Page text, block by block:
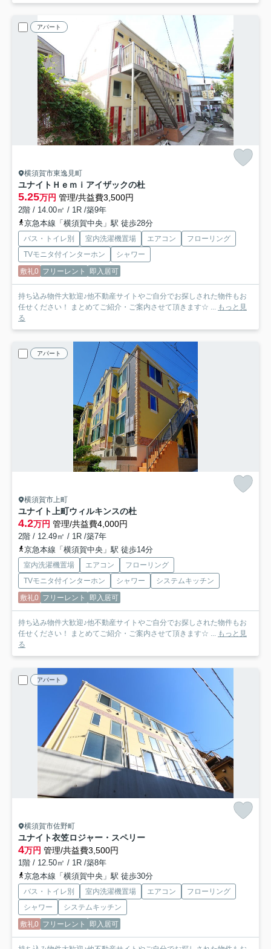
アパート
横須賀市東逸見町
ユナイトＨｅｍｉアイザックの杜
5.25万円 管理/共益費3,500円
2階 / 14.00㎡ / 1R /築9年
京急本線「横須賀中央」駅 徒歩28分
バス・トイレ別 室内洗濯機置場 エアコン
フローリング
TVモニタ付インターホン
シャワー
敷礼0 フリーレント 即入居可
持ち込み物件大歓迎♪他不動産サイトやご自分でお探しされた物件もお
任せください！ まとめてご紹介・ご案内させて頂きます☆ ... もっと見
る
アパート
横須賀市上町
ユナイト上町ウィルキンスの杜
4.2万円 管理/共益費4,000円
2階 / 12.49㎡ / 1R /築7年
京急本線「横須賀中央」駅 徒歩14分
室内洗濯機置場 エアコン
フローリング
TVモニタ付インターホン
シャワー
システムキッチン
敷礼0 フリーレント 即入居可
持ち込み物件大歓迎♪他不動産サイトやご自分でお探しされた物件もお
任せください！ まとめてご紹介・ご案内させて頂きます☆ ... もっと見
る
アパート
横須賀市佐野町
ユナイト衣笠ロジャー・スペリー
4万円 管理/共益費3,500円
1階 / 12.50㎡ / 1R /築8年
京急本線「横須賀中央」駅 徒歩30分
バス・トイレ別 室内洗濯機置場 エアコン
フローリング
シャワー
システムキッチン
敷礼0 フリーレント 即入居可